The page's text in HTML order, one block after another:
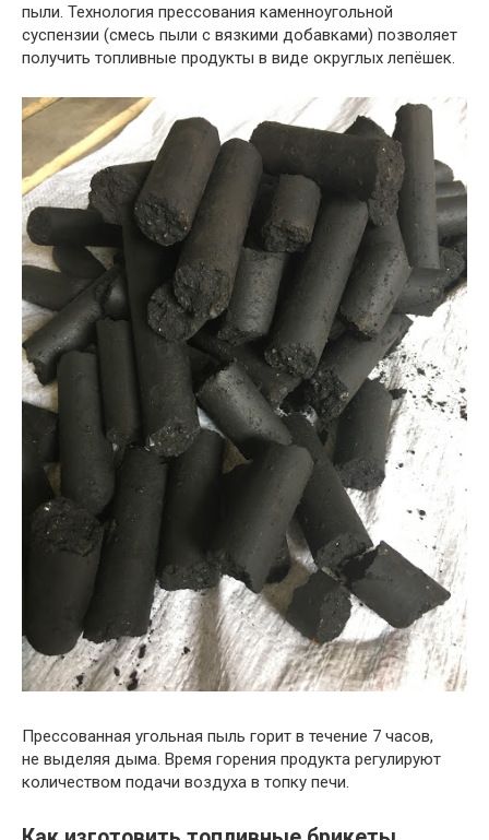
пыли. Технология прессования каменноугольной
суспензии (смесь пыли с вязкими добавками) позволяет
получить топливные продукты в виде округлых лепёшек.
Прессованная угольная пыль горит в течение 7 часов,
не выделяя дыма. Время горения продукта регулируют
количеством подачи воздуха в топку печи.